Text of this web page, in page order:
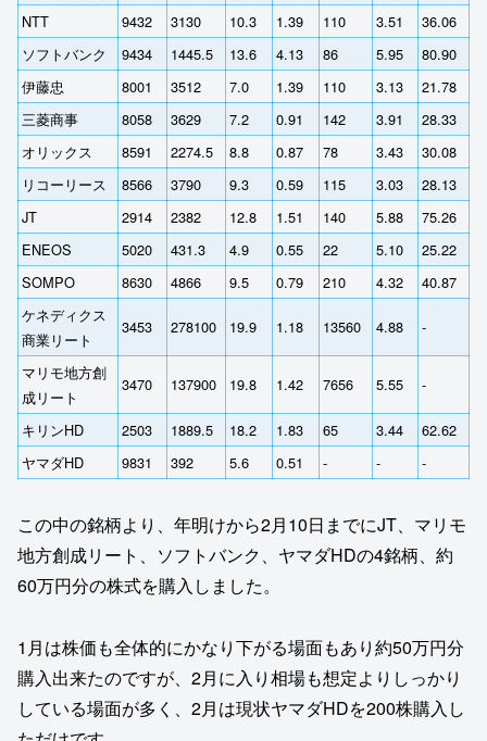
NTT
9432 3130 10.3 1.39 110 3.51
36.06
ソフトバンク
9434 1445.5 13.6 4.13 86 5.95
80.90
伊藤忠
8001 3512 7.0 1.39 110 3.13
21.78
三菱商事
8058 3629 7.2 0.91 142 3.91
28.33
オリックス
8591 2274.5 8.8 0.87 78 3.43
30.08
リコーリース
8566 3790 9.3 0.59 115 3.03
28.13
JT
2914 2382 12.8 1.51 140 5.88
75.26
ENEOS
5020 431.3 4.9 0.55 22 5.10
25.22
SOMPO
8630 4866 9.5 0.79 210 4.32
40.87
ケネディクス
商業リート
3453 278100 19.9 1.18 13560 4.88 ‐
マリモ地方創
成リート
3470 137900 19.8 1.42 7656 5.55 ‐
キリンHD 2503 1889.5 18.2 1.83 65 3.44
62.62
ヤマダHD
9831 392 5.6 0.51 ‐ ‐ ‐
この中の銘柄より、年明けから2月10日までにJT、マリモ
地方創成リート、ソフトバンク、ヤマダHDの4銘柄、約
60万円分の株式を購入しました。
1月は株価も全体的にかなり下がる場面もあり約50万円分
購入出来たのですが、2月に入り相場も想定よりしっかり
している場面が多く、2月は現状ヤマダHDを200株購入し